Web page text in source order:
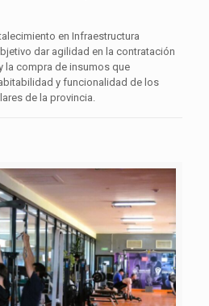
en Infraestructura
dar agilidad en la contratación
la compra de insumos que
y funcionalidad de los
de la provincia.